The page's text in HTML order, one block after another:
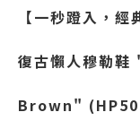
【一秒蹬入，
復古懶人穆勒
Brown"